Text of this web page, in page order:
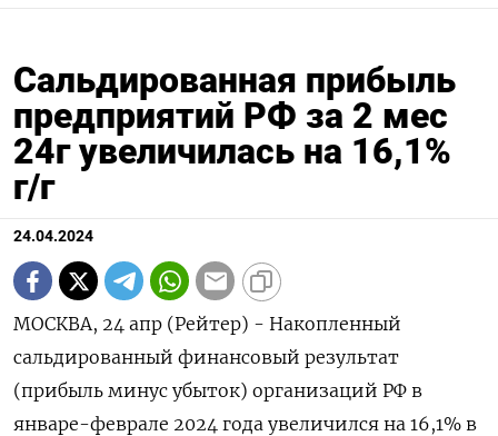
Сальдированная прибыль
предприятий РФ за 2 мес
24г увеличилась на 16,1%
г/г
24.04.2024
МОСКВА, 24 апр (Рейтер) - Накопленный
сальдированный финансовый результат
(прибыль минус убыток) организаций РФ в
январе-феврале 2024 года увеличился на 16,1% в